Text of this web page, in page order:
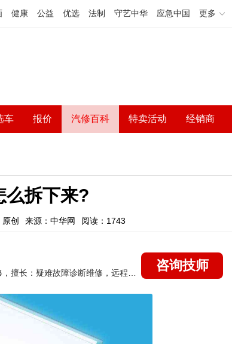
健康 公益 优选 法制 守艺中华 应急中国 更多
车 报价 汽修百科 特卖活动 经销商
么拆下来?
原创 来源：中华网 阅读：1743
咨询技师